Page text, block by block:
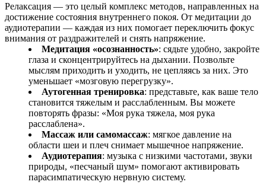
Релаксация — это целый комплекс методов, направленных на
достижение состояния внутреннего покоя. От медитации до
аудиотерапии — каждая из них помогает переключить фокус
внимания от раздражителей и снять напряжение.
Медитация «осознанность»: сядьте удобно, закройте
глаза и сконцентрируйтесь на дыхании. Позвольте
мыслям приходить и уходить, не цепляясь за них. Это
уменьшает «мозговую перегрузку».
Аутогенная тренировка: представьте, как ваше тело
становится тяжелым и расслабленным. Вы можете
повторять фразы: «Моя рука тяжела, моя рука
расслаблена».
Массаж или самомассаж: мягкое давление на
области шеи и плеч снимает мышечное напряжение.
Аудиотерапия: музыка с низкими частотами, звуки
природы, «песчаный шум» помогают активировать
парасимпатическую нервную систему.